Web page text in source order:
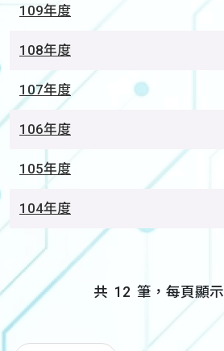
109年度
108年度
107年度
106年度
105年度
104年度
共 12 筆，每頁顯示